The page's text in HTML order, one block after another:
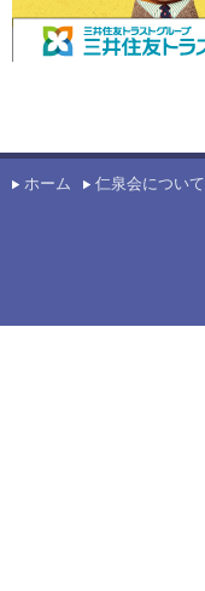
ホーム 仁泉会について